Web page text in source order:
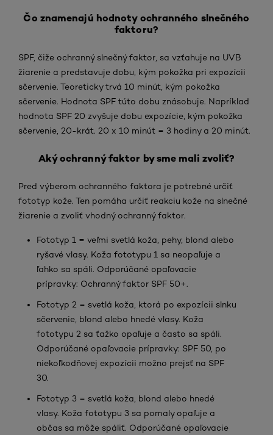
Čo znamenajú hodnoty ochranného slnečného
faktoru?
SPF, čiže ochranný slnečný faktor, sa vzťahuje na UVB
žiarenie a predstavuje dobu, kým pokožka pri expozícii
sčervenie. Teoreticky trvá 10 minút, kým pokožka
sčervenie. Hodnota SPF túto dobu znásobuje. Napríklad
hodnota SPF 20 zvyšuje dobu expozície, kým pokožka
sčervenie, 20-krát. 20 x 10 minút = 3 hodiny a 20 minút.
Aký ochranný faktor by sme mali zvoliť?
Pred výberom ochranného faktora je potrebné určiť
fototyp kože. Ten pomáha určiť reakciu kože na slnečné
žiarenie a zvoliť vhodný ochranný faktor.
Fototyp 1 = veľmi svetlá koža, pehy, blond alebo
ryšavé vlasy. Koža fototypu 1 sa neopaľuje a
ľahko sa spáli. Odporúčané opaľovacie
prípravky: Ochranný faktor SPF 50+.
Fototyp 2 = svetlá koža, ktorá po expozícii slnku
sčervenie, blond alebo hnedé vlasy. Koža
fototypu 2 sa ťažko opaľuje a často sa spáli.
Odporúčané opaľovacie prípravky: SPF 50, po
niekoľkodňovej expozícii možno prejsť na SPF
30.
Fototyp 3 = svetlá koža, blond alebo hnedé
vlasy. Koža fototypu 3 sa pomaly opaľuje a
občas sa môže spáliť. Odporúčané opaľovacie